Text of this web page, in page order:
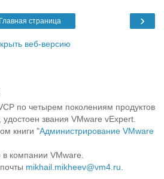
›
Главная страница
веб-версию
по четырем поколениям продуктов
удостоен звания VMware vExpert.
книги "Администрирование VMware
компании VMware.
mikhail.mikheev@vm4.ru.